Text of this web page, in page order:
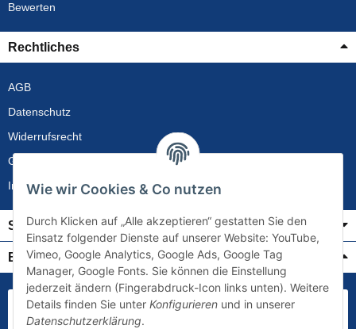
Bewerten
Rechtliches
AGB
Datenschutz
Widerrufsrecht
Gewährleistung
Impressum
Service
Bezahlung & Versand
Wie wir Cookies & Co nutzen
Durch Klicken auf „Alle akzeptieren“ gestatten Sie den
Einsatz folgender Dienste auf unserer Website: YouTube,
Vimeo, Google Analytics, Google Ads, Google Tag
Manager, Google Fonts. Sie können die Einstellung
jederzeit ändern (Fingerabdruck-Icon links unten). Weitere
Details finden Sie unter Konfigurieren und in unserer
Datenschutzerklärung.